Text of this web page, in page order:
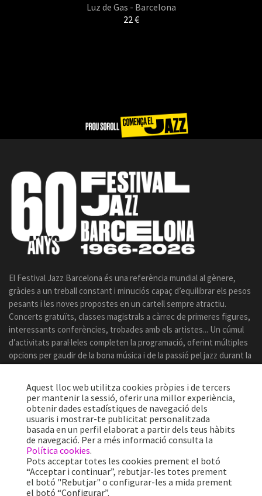
Luz de Gas - Barcelona
22 €
El Festival Jazz Barcelona és una referència mundial al gènere,
gràcies a un treball constant i minuciós capaç d’equilibrar els pesos
pesants i les noves propostes en un cartell sempre atractiu.
Concerts gratuïts, classes magistrals a càrrec de primeres figures,
interessants conferències, trobades amb els artistes... Un cúmul
d’activitats paral·leles completen la programació, oferint múltiples
opcions per gaudir de la bona música i de la passió pel jazz durant la
celebració del certamen.
Aquest lloc web utilitza cookies pròpies i de tercers
per mantenir la sessió, oferir una millor experiència,
obtenir dades estadístiques de navegació dels
usuaris i mostrar-te publicitat personalitzada
basada en un perfil elaborat a partir dels teus hàbits
de navegació. Per a més informació consulta la
Política cookies.
Pots acceptar totes les cookies prement el botó
“Acceptar i continuar”, rebutjar-les totes prement
el botó "Rebutjar" o configurar-les a mida prement
el botó “Configurar”.